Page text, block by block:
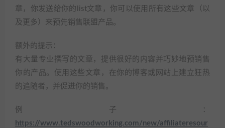
章，你发送给你的list文章，你可以使用所有这些文章（以
及更多）来预先销售联盟产品。
额外的提示：
有大量专业撰写的文章，提供很好的内容并巧妙地预销售
你的产品。使用这些文章，在你的博客或网站上建立狂热
的追随者，并促进你的销售。
例子：
https://www.tedswoodworking.com/new/affiliateresour